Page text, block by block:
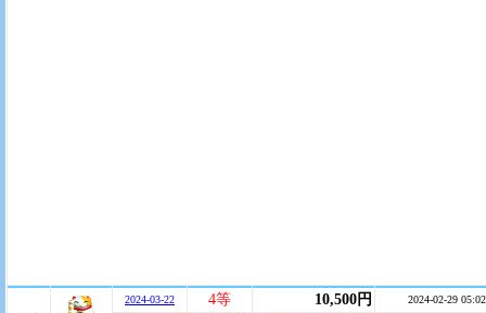
2024-03-22 4等 10,500円 2024-02-29 05:02